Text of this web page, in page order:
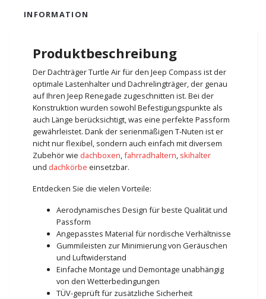
INFORMATION
Produktbeschreibung
Der Dachträger Turtle Air für den Jeep Compass ist der
optimale Lastenhalter und Dachrelingträger, der genau
auf Ihren Jeep Renegade zugeschnitten ist. Bei der
Konstruktion wurden sowohl Befestigungspunkte als
auch Länge berücksichtigt, was eine perfekte Passform
gewährleistet. Dank der serienmäßigen T-Nuten ist er
nicht nur flexibel, sondern auch einfach mit diversem
Zubehör wie dachboxen,fahrradhaltern, skihalter
und dachkörbe einsetzbar.
Entdecken Sie die vielen Vorteile:
Aerodynamisches Design für beste Qualität und
Passform
Angepasstes Material für nordische Verhältnisse
Gummileisten zur Minimierung von Geräuschen
und Luftwiderstand
Einfache Montage und Demontage unabhängig
von den Wetterbedingungen
TÜV-geprüft für zusätzliche Sicherheit